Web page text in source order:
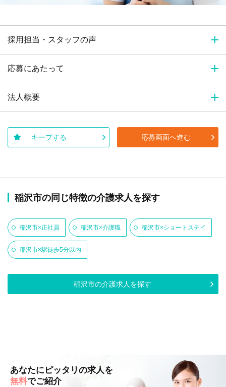
採用担当・スタッフの声
応募にあたって
法人概要
キープする 応募画面へ進む
稲沢市の同じ特徴の介護求人を探す
稲沢市×正社員 稲沢市×介護職 稲沢市×ショートステイ
稲沢市×駅徒歩5分以内
稲沢市の介護求人を探す
あなたにピッタリの求人を
無料でご紹介